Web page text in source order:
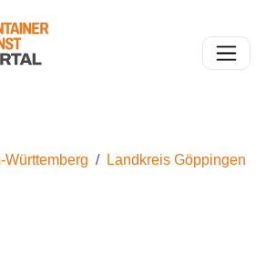
Toggle
Württemberg
Landkreis Göppingen